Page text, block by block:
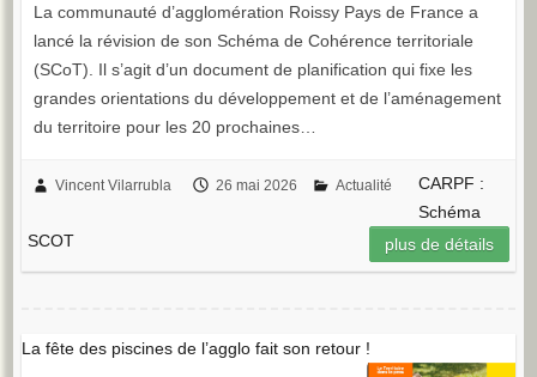
La communauté d’agglomération Roissy Pays de France a
lancé la révision de son Schéma de Cohérence territoriale
(SCoT). Il s’agit d’un document de planification qui fixe les
grandes orientations du développement et de l’aménagement
du territoire pour les 20 prochaines…
Vincent Vilarrubla 26 mai 2026 Actualité
CARPF :
Schéma
SCOT
plus de détails
La fête des piscines de l’agglo fait son retour !